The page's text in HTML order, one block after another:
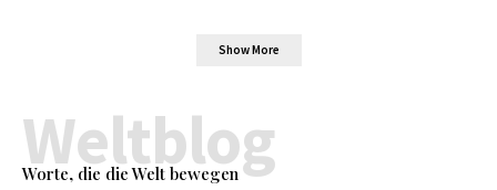
Show More
Worte, die die Welt bewegen
Weltblog